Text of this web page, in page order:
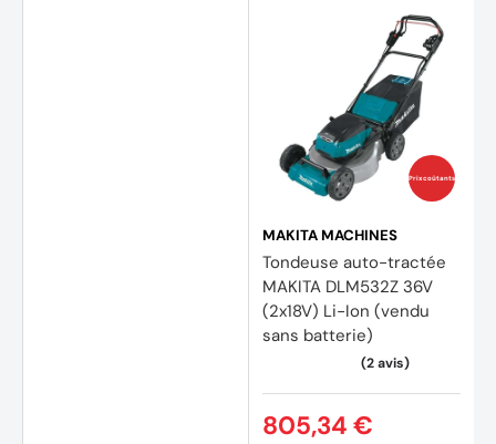
Prix coûtants
MAKITA MACHINES
Tondeuse auto-tractée
MAKITA DLM532Z 36V
(2x18V) Li-Ion (vendu
sans batterie)
805,34 €